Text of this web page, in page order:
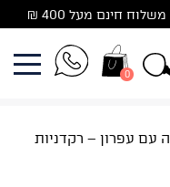
0
עם עפרון – רקדניות